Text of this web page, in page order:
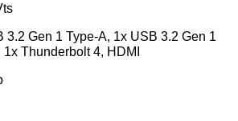
3.2 Gen 1 Type-A, 1x USB 3.2 Gen 1
Thunderbolt 4, HDMI